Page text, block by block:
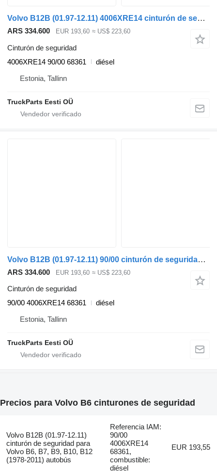
Volvo B12B (01.97-12.11) 4006XRE14 cinturón de seguridad para Volvo B6, B7, B9, B10, B12 bus (1978-2011) autobús
ARS 334.600 EUR 193,60 ≈ US$ 223,60
Cinturón de seguridad
4006XRE14 90/00 68361
diésel
Estonia, Tallinn
TruckParts Eesti OÜ
Volvo B12B (01.97-12.11) 90/00 cinturón de seguridad para Volvo B6, B7, B9, B10, B12 bus (1978-2011) autobús
ARS 334.600 EUR 193,60 ≈ US$ 223,60
Cinturón de seguridad
90/00 4006XRE14 68361
diésel
Estonia, Tallinn
TruckParts Eesti OÜ
Precios para Volvo B6 cinturones de seguridad
Volvo B12B (01.97-12.11)
cinturón de seguridad para
Volvo B6, B7, B9, B10, B12
(1978-2011) autobús
Referencia IAM:
90/00
4006XRE14
68361,
combustible:
diésel
EUR 193,55